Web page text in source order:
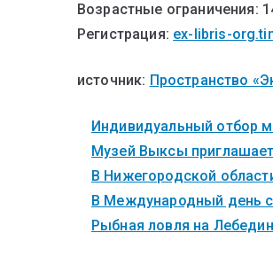
Возрастные ограничения:
Регистрация: ex-libris-
источник: Пространство
Индивидуальный отбор
Музей Выксы
В Нижегородской
В Международный день
Рыбная ловля на